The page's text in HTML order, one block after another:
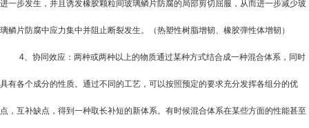
进一步发生，并且诱发橡胶颗粒间玻璃鳞片防腐的局部剪切屈服，从而进一步减少玻
璃鳞片防腐中应力集中并阻止断裂发生。（热塑性树脂增韧、橡胶弹性体增韧）
4、协同效应：两种或两种以上的物质通过某种方式结合成一种混合体系，同时
具有各个成分的性质。通过不同的工艺，可以按照预定的要求充分发挥各组分的优
点，互补缺点，得到一种取长补短的新体系。有时候混合体系在某些方面的性能甚至